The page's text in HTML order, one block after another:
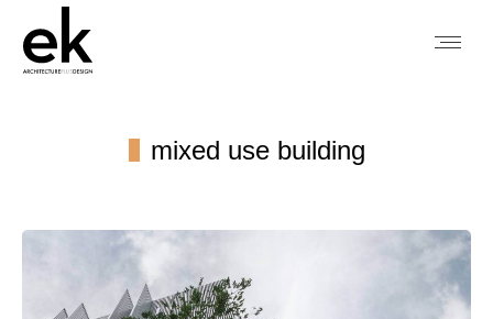
mixed use building